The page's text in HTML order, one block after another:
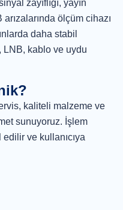
zayıflığı, yayın
ölçüm cihazı
daha stabil
LNB, kablo ve uydu
kaliteli malzeme ve
sunuyoruz. İşlem
edilir ve kullanıcıya